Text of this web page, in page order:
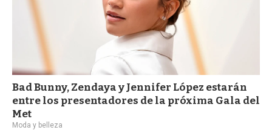
Bad Bunny, Zendaya y Jennifer López estarán
entre los presentadores de la próxima Gala del
Met
Moda y belleza